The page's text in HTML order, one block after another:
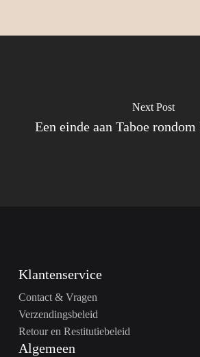
Next Post
Een einde aan Taboe
Klantenservice
Contact & Vragen
Verzendingsbeleid
Retour en Restitutiebeleid
Algemeen